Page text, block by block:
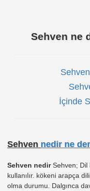
Sehven ne
İçinde
Sehven nedir ne
Sehven nedirSehven; Dil
kullanılır. kökeni arapça
olma durumu. Dalgınca